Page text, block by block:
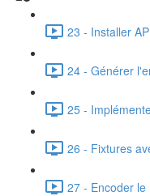
23 - Installer
24 - Générer
25 -
26 - Fixtures
27 - Encoder